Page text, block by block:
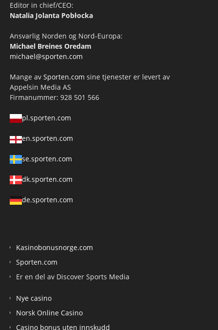
Editor in chief/CEO:
Natalia Jolanta Pobłocka
Ansvarlig Norden og Nord-Europa:
Michael Breines Oredam
michael@sporten.com
Mange av Sporten.com sine tjenester er levert av
Appelsin Media AS
Firmanummer: 928 501 566
pl.sporten.com
en.sporten.com
se.sporten.com
dk.sporten.com
de.sporten.com
Kasinobonusnorge.com
Sporten.com
Er en del av Discover Sports Media
Nye casino
Norsk Online Casino
Casino bonus uten innskudd